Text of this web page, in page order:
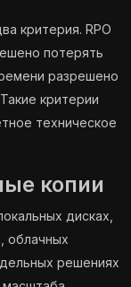
критерия. RPO
потерять
разрешено
критерии
техническое
копии
дисках,
облачных
решениях